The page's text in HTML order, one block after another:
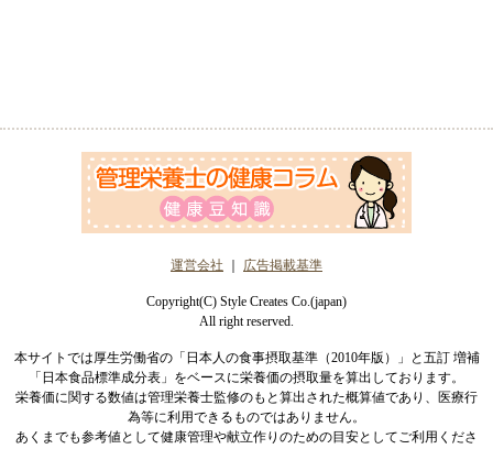
運営会社 広告掲載基準
Copyright(C) Style Creates Co.(japan)
All right reserved.
本サイトでは厚生労働省の「日本人の食事摂取基準（2010年版）」と五訂 増補
「日本食品標準成分表」をベースに栄養価の摂取量を算出しております。
栄養価に関する数値は管理栄養士監修のもと算出された概算値であり、医療行
為等に利用できるものではありません。
あくまでも参考値として健康管理や献立作りのための目安としてご利用くださ